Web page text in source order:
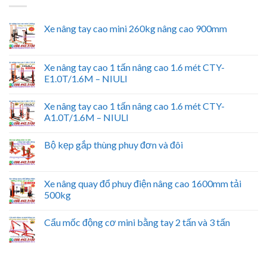
Xe nâng tay cao mini 260kg nâng cao 900mm
Xe nâng tay cao 1 tấn nâng cao 1.6 mét CTY-
E1.0T/1.6M – NIULI
Xe nâng tay cao 1 tấn nâng cao 1.6 mét CTY-
A1.0T/1.6M – NIULI
Bộ kẹp gắp thùng phuy đơn và đôi
Xe nâng quay đổ phuy điện nâng cao 1600mm tải
500kg
Cẩu mốc động cơ mini bằng tay 2 tấn và 3 tấn